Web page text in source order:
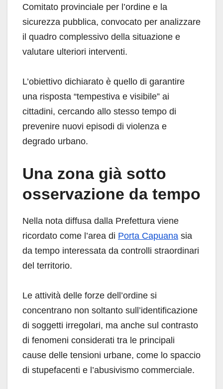
Comitato provinciale per l’ordine e la
sicurezza pubblica, convocato per analizzare
il quadro complessivo della situazione e
valutare ulteriori interventi.
L’obiettivo dichiarato è quello di garantire
una risposta “tempestiva e visibile” ai
cittadini, cercando allo stesso tempo di
prevenire nuovi episodi di violenza e
degrado urbano.
Una zona già sotto
osservazione da tempo
Nella nota diffusa dalla Prefettura viene
ricordato come l’area di Porta Capuana sia
da tempo interessata da controlli straordinari
del territorio.
Le attività delle forze dell’ordine si
concentrano non soltanto sull’identificazione
di soggetti irregolari, ma anche sul contrasto
di fenomeni considerati tra le principali
cause delle tensioni urbane, come lo spaccio
di stupefacenti e l’abusivismo commerciale.